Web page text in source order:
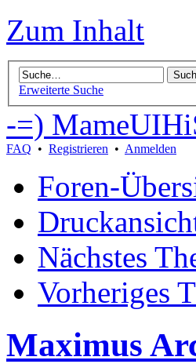
Zum Inhalt
Erweiterte Suche
-=)
FAQ • Registrieren • Anmelden
Foren-
Nächstes
Vorheriges
Maximus